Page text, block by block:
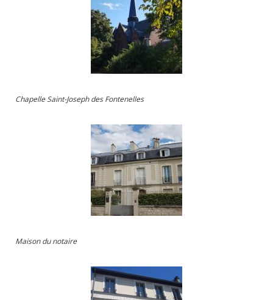
Chapelle Saint-Joseph des Fontenelles
Maison du notaire